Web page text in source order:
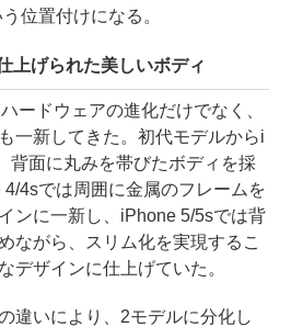
位置付けになる。
上げられた美しいボディ
ードウェアの進化だけでなく、
一新してきた。初代モデルからi
背面に丸みを帯びたボディを採
4sでは周囲に金属のフレームを
ンに一新し、iPhone 5/5sでは背
ながら、スリム化を実現するこ
デザインに仕上げていた。
違いにより、2モデルに分化し